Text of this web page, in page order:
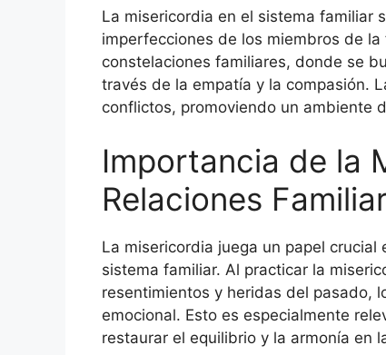
La misericordia en el sistema familiar
imperfecciones de los miembros de
constelaciones familiares, donde se
través de la empatía y la compasión.
conflictos, promoviendo un ambiente
Importancia de la
Relaciones
La misericordia juega un papel
sistema familiar. Al practicar la
resentimientos y heridas del pasado,
emocional. Esto es especialmente
restaurar el equilibrio y la armonía en